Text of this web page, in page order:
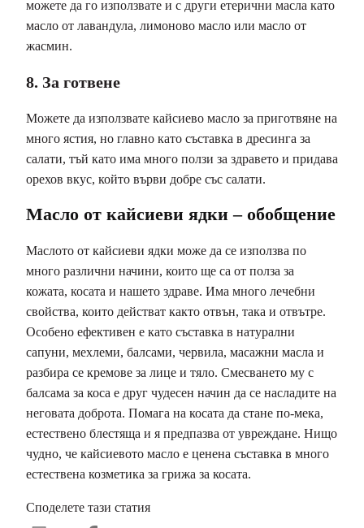
можете да го използвате и с други етерични масла като
масло от лавандула, лимоново масло или масло от
жасмин.
8. За готвене
Можете да използвате кайсиево масло за приготвяне на
много ястия, но главно като съставка в дресинга за
салати, тъй като има много ползи за здравето и придава
орехов вкус, който върви добре със салати.
Масло от кайсиеви ядки – обобщение
Маслото от кайсиеви ядки може да се използва по
много различни начини, които ще са от полза за
кожата, косата и нашето здраве. Има много лечебни
свойства, които действат както отвън, така и отвътре.
Особено ефективен е като съставка в натурални
сапуни, мехлеми, балсами, червила, масажни масла и
разбира се кремове за лице и тяло. Смесването му с
балсама за коса е друг чудесен начин да се насладите на
неговата доброта. Помага на косата да стане по-мека,
естествено блестяща и я предпазва от увреждане. Нищо
чудно, че кайсиевото масло е ценена съставка в много
естествена козметика за грижа за косата.
Споделете тази статия